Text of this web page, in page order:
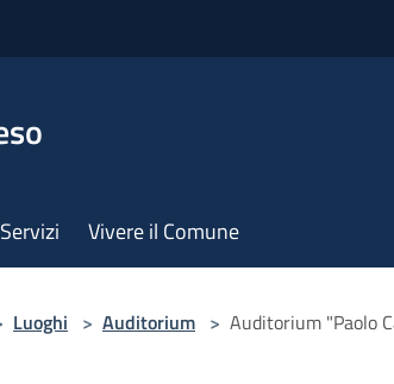
Servizi Vivere il Comune
Luoghi > Auditorium > Auditorium "Paolo